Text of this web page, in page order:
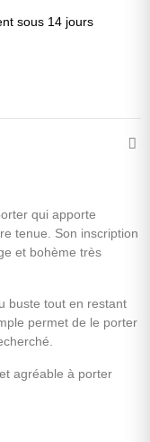
sous 14 jours
qui apporte
tenue. Son inscription
et bohème très
buste tout en restant
permet de le porter
agréable à porter